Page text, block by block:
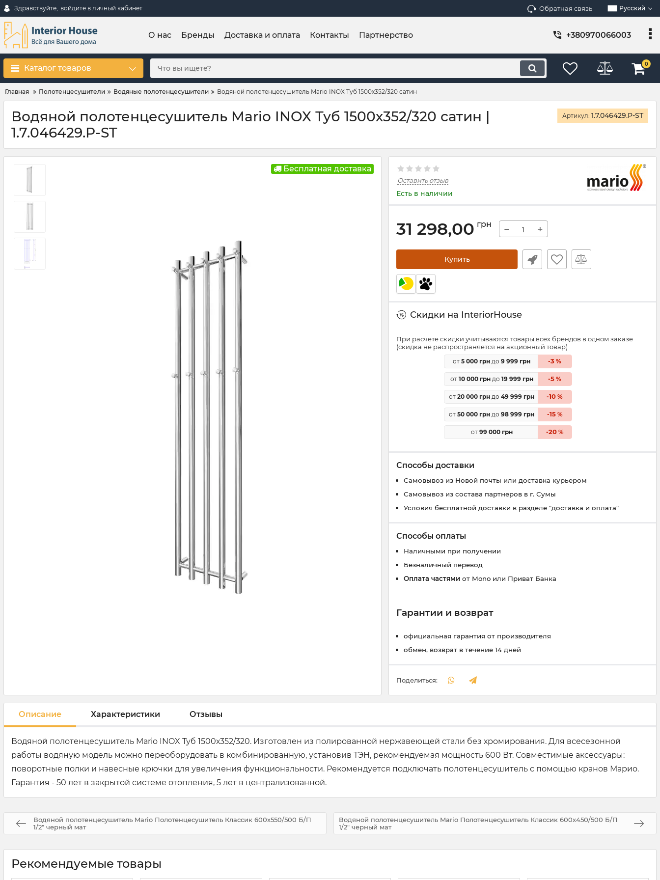
Здравствуйте, войдите в личный кабинет Обратная связь Русский
О нас Бренды Доставка и оплата Контакты Партнерство +380970066003
Каталог товаров 0
Главная Полотенцесушители Водяные полотенцесушители Водяной полотенцесушитель Mario INOX Туб 1500х352/320 сатин
Водяной полотенцесушитель Mario INOX Туб 1500х352/320 сатин |
1.7.046429.P-ST
Артикул: 1.7.046429.P-ST
Бесплатная доставка
Оставить отзыв
Есть в наличии
31 298,00 грн − +
Купить
Скидки на InteriorHouse
При расчете скидки учитываются товары всех брендов в одном заказе
(скидка не распространяется на акционный товар)
от 5 000 грн до 9 999 грн -3 %
от 10 000 грндо 19 999 грн -5 %
от 20 000 грн до 49 999 грн -10 %
от 50 000 грн до 98 999 грн -15%
от 99 000 грн -20%
Способы доставки
Самовывоз из Новой почты или доставка курьером
Самовывоз из состава партнеров в г. Сумы
Условия бесплатной доставки в разделе "доставка и оплата"
Способы оплаты
Наличными при получении
Безналичный перевод
Оплата частями от Mono или Приват Банка
Гарантии и возврат
официальная гарантия от производителя
обмен, возврат в течение 14 дней
Поделиться:
Описание Характеристики Отзывы
Водяной полотенцесушитель Mario INOX Туб 1500х352/320. Изготовлен из полированной нержавеющей стали без хромирования. Для всесезонной
работы водяную модель можно переоборудовать в комбинированную, установив ТЭН, рекомендуемая мощность 600 Вт. Совместимые аксессуары:
поворотные полки и навесные крючки для увеличения функциональности. Рекомендуется подключать полотенцесушитель с помощью кранов Марио.
Гарантия - 50 лет в закрытой системе отопления, 5 лет в централизованной.
Водяной полотенцесушитель Mario Полотенцесушитель Классик 600х550/500 Б/П
1/2" черный мат
Водяной полотенцесушитель Mario Полотенцесушитель Классик 600х450/500 Б/П
1/2" черный мат
Рекомендуемые товары